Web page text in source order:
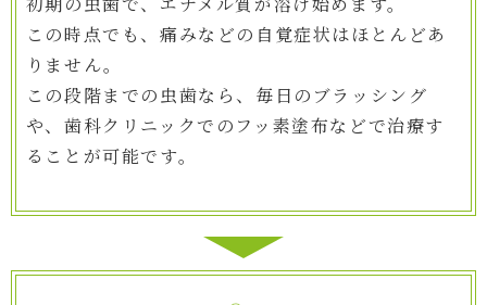
この時点でも、痛みなどの自覚症状はほとんどあ
りません。
この段階までの虫歯なら、毎日のブラッシング
や、歯科クリニックでのフッ素塗布などで治療す
ることが可能です。